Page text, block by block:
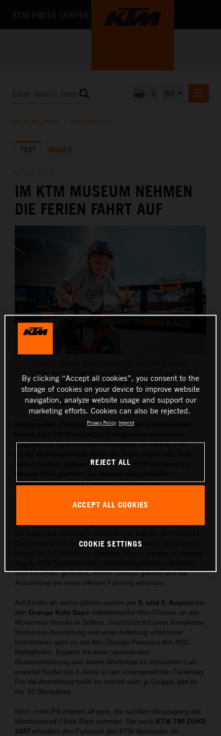
KTM X-BOW
DEUTSCH
ENGLISH
PRESS RELEASES KTM MOTOHALL
TEXT IMAGES
IM KTM MUSEUM NEHMEN
DIE FERIEN FAHRT AUF
Motohall an den Lenker gehen
This press release has: 4 Images
Mattighofen. Passend zum Beginn der Sommerferien
Angebot an spannenden Aktivitäten für kleine und
gehen wollen, präsentiert sich das KTM Museum im
wetterunabhängiges Familien-Ausflugsziel.
Ferienspaß im Museum.Am 18. Juli erwartet ein Kids E-
der KTM Motohall. Hier geht es für die Rookies, ausgestattet
Der Eintritt ins Museum ist zum Ferienspass im Museum für
zum Leuchten gebracht, Kinder-Tattoos geklebt und die
Ausstellung bei einer offenen Führung erkundet.
Auf Kinder ab sechs Jahren warten am 5. und 6. August bei
den Orange Kids Days vollelektrische Mini-Crosser an der
Motocross Strecke in Sollern. Geschützt mit einer kompletten
Motocross-Ausrüstung und unter Anleitung erfahrener
Instruktoren geht es auf den Übungs-Parcours des MSC
Mattighofen. Ergänzt mit einer spannenden
Museumsführung und einem Workshop im Innovation-Lab
erwartet Kinder bis 9 Jahre so ein unvergesslicher Ferientag.
Für die Anmeldung heißt es schnell sein, je Gruppe gibt es
nur 10 Startplätze.
Noch mehr PS erleben all jene, die auf dem Neuzugang der
Mietmotorrad-Flotte Platz nehmen. Die neue KTM 790 DUKE
2027 erweitert den Fuhrpark des KTM Museums. Im
By clicking “Accept all cookies”, you consent to the
storage of cookies on your device to improve website
navigation, analyze website usage and support our
marketing efforts. Cookies can also be rejected.
Privacy Policy Imprint
REJECT ALL
ACCEPT ALL COOKIES
COOKIE SETTINGS